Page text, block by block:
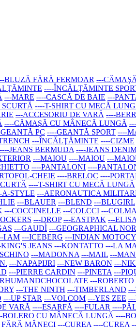
BLUZĂ FĂRĂ FERMOAR ---CĂMAŞĂ
----ÎNCĂLŢĂMINTE
---MARE ----CASCĂ DE BAIE ---
----T-SHIRT CU MECĂ
---ACCESORIU DE VARĂ ----
----CĂMAŞĂ CU MÂNECĂ LUNGĂ
PC ----GEANTĂ SPORT ----
---ÎNCĂLŢĂMINTE ----CIZME
----JEANS BERMUDA ----JEANS
---MAIOU ----MAIOU ---
----PANTALONI ----
CHEIE ----BRELOC ----
----T-SHIRT CU MECĂ LUNGĂ
A-STYLE ---AERONAUTICA
---BLAUER ---BLEND ---BLUGIRL
---COCCINELLE ---COLCCI ---
---DROP ---EASTPAK ---
---GAUDÌ ---GEOGRAPHICAL
I AM ---ICEBERG ---INDIAN
JEANS ---KONTATTO ---LA
---MADONNA ---MAIL ---
---NAPAPIJRI ---NEW BARON ---
---PIERRE CARDIN ---PINETA ---
---
---THE NINTH ---TIMBERLAND
---UP STAR ---VOLCOM ---YES ZEE
VARĂ ----EȘARFĂ ----FULAR ----
BOLERO CU MÂNECĂ LUNGĂ ----
MÂNECI ---CUREA ----CUREA